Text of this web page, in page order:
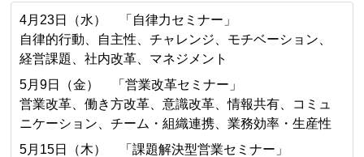
4月23日（水） 「自律力セミナー」
自律的行動、自主性、チャレンジ、モチベーション、
経営課題、社内改革、マネジメント
5月9日（金） 「営業改革セミナー」
営業改革、働き方改革、意識改革、情報共有、コミュ
ニケーション、チーム・組織連携、業務効率・生産性
5月15日（木） 「課題解決型営業セミナー」